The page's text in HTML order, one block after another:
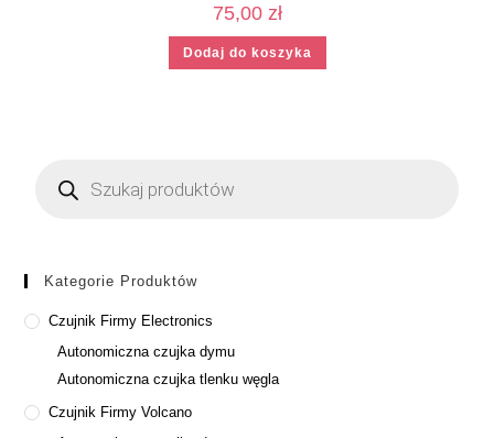
75,00 zł
Dodaj do koszyka
Kategorie Produktów
Czujnik Firmy Electronics
Autonomiczna czujka dymu
Autonomiczna czujka tlenku węgla
Czujnik Firmy Volcano